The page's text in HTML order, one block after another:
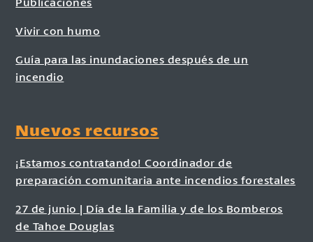
Vivir con humo
Guía para las inundaciones después de un
incendio
Nuevos recursos
¡Estamos contratando! Coordinador de
preparación comunitaria ante incendios forestales
27 de junio | Día de la Familia y de los Bomberos
de Tahoe Douglas